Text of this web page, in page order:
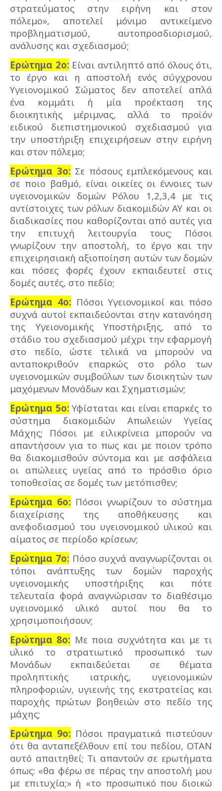
στρατεύματος στην ειρήνη και στον
πόλεμο», αποτελεί μόνιμο αντικείμενο
προβληματισμού, αυτοπροσδιορισμού,
ανάλυσης και σχεδιασμού;
Ερώτημα 2ο: Είναι αντιληπτό από όλους ότι,
το έργο και η αποστολή ενός σύγχρονου
Υγειονομικού Σώματος δεν αποτελεί απλά
ένα κομμάτι ή μία προέκταση της
διοικητικής μέριμνας, αλλά το προϊόν
ειδικού διεπιστημονικού σχεδιασμού για
την υποστήριξη επιχειρήσεων στην ειρήνη
και στον πόλεμο;
Ερώτημα 3ο: Σε πόσους εμπλεκόμενους και
σε ποιο βαθμό, είναι οικείες οι έννοιες των
υγειονομικών δομών Ρόλου 1,2,3,4 με τις
αντίστοιχες των ρόλων διακομιδών ΑΥ και οι
διαδικασίες που καθορίζονται από αυτές για
την επιτυχή λειτουργία τους; Πόσοι
γνωρίζουν την αποστολή, το έργο και την
επιχειρησιακή αξιοποίηση αυτών των δομών
και πόσες φορές έχουν εκπαιδευτεί στις
δομές αυτές, στο πεδίο;
Ερώτημα 4ο: Πόσοι Υγειονομικοί και πόσο
συχνά αυτοί εκπαιδεύονται στην κατανόηση
της Υγειονομικής Υποστήριξης, από το
στάδιο του σχεδιασμού μέχρι την εφαρμογή
στο πεδίο, ώστε τελικά να μπορούν να
ανταποκριθούν επαρκώς στο ρόλο των
υγειονομικών συμβούλων των διοικητών των
μαχόμενων Μονάδων και Σχηματισμών;
Ερώτημα 5ο: Υφίσταται και είναι επαρκές το
σύστημα διακομιδών Απωλειών Υγείας
Μάχης; Πόσοι με ειλικρίνεια μπορούν να
απαντήσουν για το πως και με ποιον τρόπο
θα διακομισθούν σύντομα και με ασφάλεια
οι απώλειες υγείας από το πρόσθιο όριο
τοποθεσίας σε δομές των μετόπισθεν;
Ερώτημα 6ο: Πόσοι γνωρίζουν το σύστημα
διαχείρισης της αποθήκευσης και
ανεφοδιασμού του υγειονομικού υλικού και
αίματος σε περίοδο κρίσεων;
Ερώτημα 7ο: Πόσο συχνά αναγνωρίζονται οι
τόποι ανάπτυξης των δομών παροχής
υγειονομικής υποστήριξης και πότε
τελευταία φορά αναγνώρισαν το διαθέσιμο
υγειονομικό υλικό αυτοί που θα το
χρησιμοποιήσουν;
Ερώτημα 8ο: Με ποια συχνότητα και με τι
υλικό το στρατιωτικό προσωπικό των
Μονάδων εκπαιδεύεται σε θέματα
προληπτικής ιατρικής, υγειονομικών
πληροφοριών, υγιεινής της εκστρατείας και
παροχής πρώτων βοηθειών στο πεδίο της
μάχης;
Ερώτημα 9ο: Πόσοι πραγματικά πιστεύουν
ότι θα ανταπεξέλθουν επί του πεδίου, ΟΤΑΝ
αυτό απαιτηθεί; Τι απαντούν σε ερωτήματα
όπως: «θα φέρω σε πέρας την αποστολή μου
με επιτυχία;» ή «το προσωπικό που διοικώ